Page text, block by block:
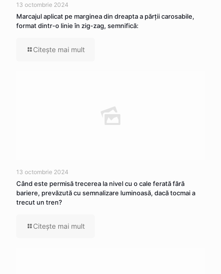
13 octombrie 2024
Marcajul aplicat pe marginea din dreapta a părţii carosabile,
format dintr-o linie în zig-zag, semnifică:
Citeşte mai mult
13 octombrie 2024
Când este permisă trecerea la nivel cu o cale ferată fără
bariere, prevăzută cu semnalizare luminoasă, dacă tocmai a
trecut un tren?
Citeşte mai mult